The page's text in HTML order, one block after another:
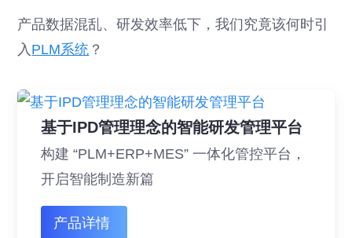
产品数据混乱、研发效率低下，我们究竟该何时引
入 PLM系统 ？
基于IPD管理理念的智能研发管理平台
构建 “PLM+ERP+MES” 一体化管控平台，
开启智能制造新篇
产品详情